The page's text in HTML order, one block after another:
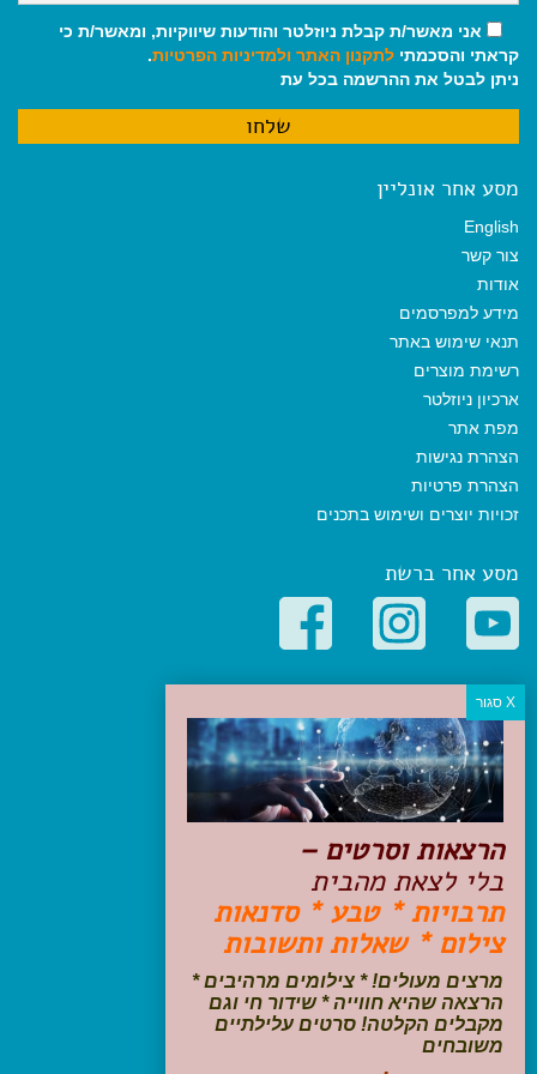
אני מאשר/ת קבלת ניוזלטר והודעות שיווקיות, ומאשר/ת כי
קראתי והסכמתי לתקנון האתר ולמדיניות הפרטיות.
ניתן לבטל את ההרשמה בכל עת
מסע אחר אונליין
English
צור קשר
אודות
מידע למפרסמים
תנאי שימוש באתר
רשימת מוצרים
ארכיון ניוזלטר
מפת אתר
הצהרת נגישות
הצהרת פרטיות
זכויות יוצרים ושימוש בתכנים
מסע אחר ברשת
קטגוריות פופולריות
יעדים
טיולים בישראל
מלונות בוטיק בישראל
טיפים והמלצות
הכנות לנסיעה
טיולי ג'יפים
טיולים עם ילדים
שייט, הפלגות, קרוזים
עקבו אחרינו בפייסבוק
הרצאות וסרטים –
בלי לצאת מהבית
תרבויות * טבע * סדנאות
צילום * שאלות ותשובות
מרצים מעולים! * צילומים מרהיבים *
הרצאה שהיא חווייה * שידור חי וגם
מקבלים הקלטה! סרטים עלילתיים
משובחים